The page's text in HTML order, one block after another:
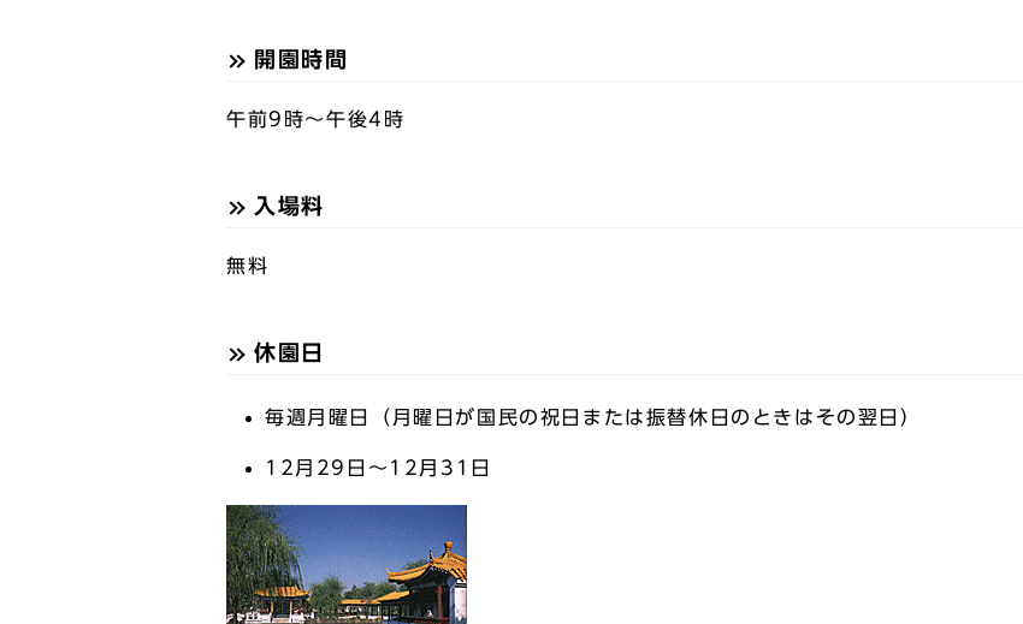
開園時間
午前9時～午後4時
入場料
無料
休園日
毎週月曜日（月曜日が国民の祝日または振替休日のときはその翌日）
12月29日～12月31日